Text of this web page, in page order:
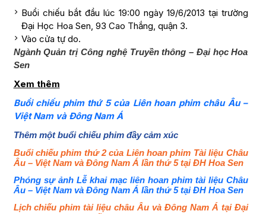
Buổi chiếu bắt đầu lúc 19:00 ngày 19/6/2013 tại trường
Đại Học Hoa Sen, 93 Cao Thắng, quận 3.
Vào cửa tự do.
Ngành Quản trị Công nghệ Truyền thông – Đại học Hoa
Sen
Xem thêm
Buổi chiếu phim thứ 5 của Liên hoan phim châu Âu –
Việt Nam và Đông Nam Á
Thêm một buổi chiếu phim đầy cảm xúc
Buổi chiếu phim thứ 2 của Liên hoan phim Tài liệu Châu
Âu – Việt Nam và Đông Nam Á lần thứ 5 tại ĐH Hoa Sen
Phóng sự ảnh Lễ khai mạc liên hoan phim tài liệu Châu
Âu – Việt Nam và Đông Nam Á lần thứ 5 tại ĐH Hoa Sen
Lịch chiếu phim tài liệu châu Âu và Đông Nam Á tại Đại